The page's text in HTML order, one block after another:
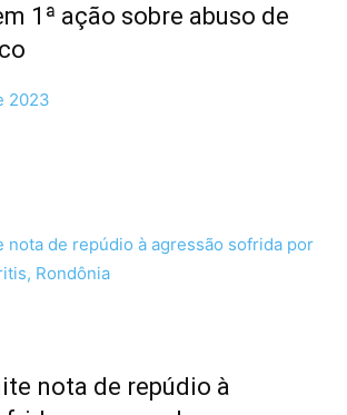
1ª ação sobre abuso de
2023
nota de repúdio à